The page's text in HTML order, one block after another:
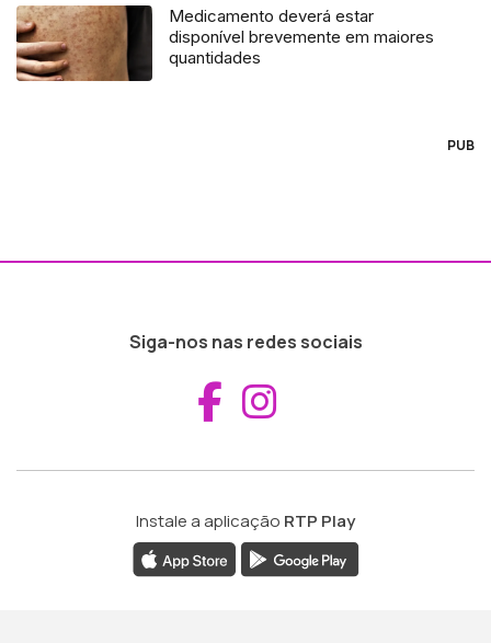
Medicamento deverá estar
disponível brevemente em maiores
quantidades
PUB
Siga-nos nas redes sociais
Aceder ao
Instale a aplicação RTP Play